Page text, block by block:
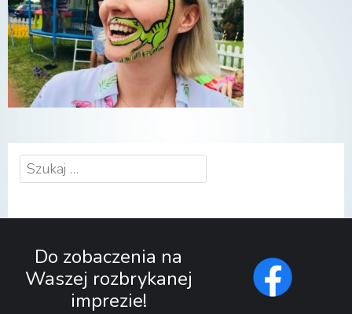
Szukaj:
Do zobaczenia na
Waszej rozbrykanej
imprezie!